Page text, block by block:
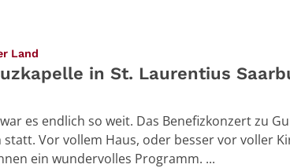
Land:
in St. Laurentius
es endlich so weit. Das Benefizkonzert zu
Vor vollem Haus, oder besser vor voller
ein wundervolles Programm. ...